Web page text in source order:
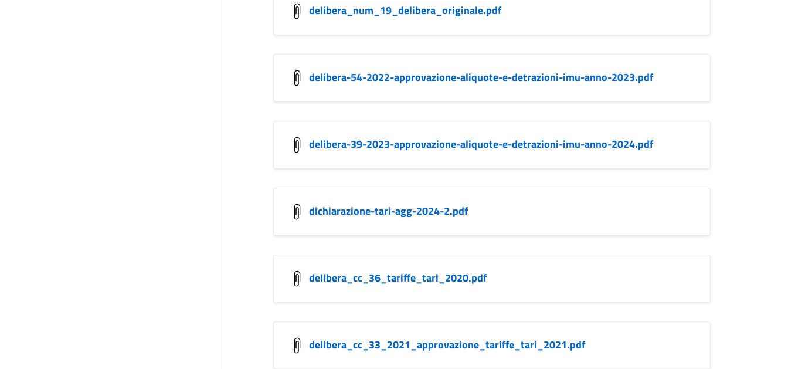
delibera_num_19_delibera_originale.pdf
delibera-54-2022-approvazione-aliquote-e-detrazioni-imu-anno-2023.pdf
delibera-39-2023-approvazione-aliquote-e-detrazioni-imu-anno-2024.pdf
dichiarazione-tari-agg-2024-2.pdf
delibera_cc_36_tariffe_tari_2020.pdf
delibera_cc_33_2021_approvazione_tariffe_tari_2021.pdf